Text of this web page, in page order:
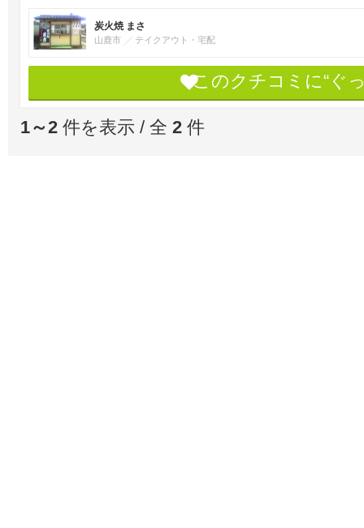
炭火焼 まさ
山鹿市 テイクアウト・宅配
このクチコミに“ぐ
1～2 件を表示 / 全 2 件